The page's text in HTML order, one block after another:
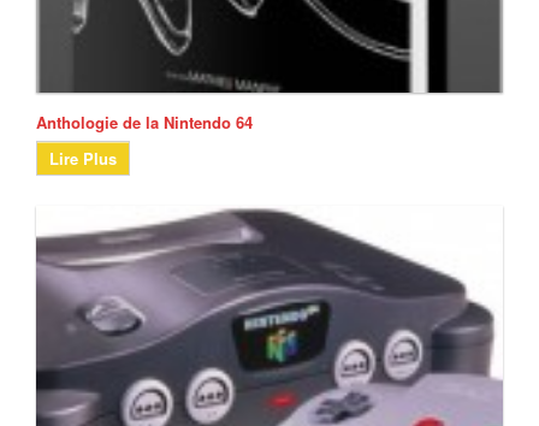
Anthologie de la Nintendo 64
Lire Plus